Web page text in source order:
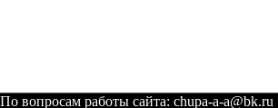
По вопросам работы сайта: chupa-a-a@bk.ru